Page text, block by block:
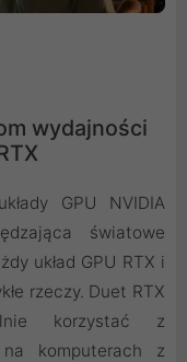
wydajności
GPU NVIDIA
światowe
układ GPU RTX i
rzeczy. Duet RTX
korzystać z
komputerach z